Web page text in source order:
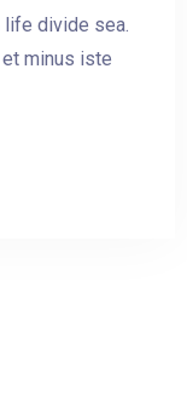
life divide sea.
minus iste